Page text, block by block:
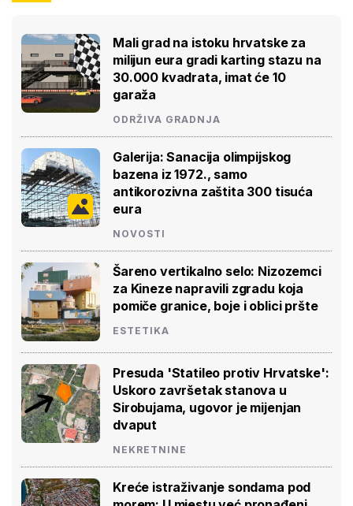
Mali grad na istoku hrvatske za
milijun eura gradi karting stazu na
30.000 kvadrata, imat će 10
garaža
ODRŽIVA GRADNJA
Galerija: Sanacija olimpijskog
bazena iz 1972., samo
antikorozivna zaštita 300 tisuća
eura
NOVOSTI
Šareno vertikalno selo: Nizozemci
za Kineze napravili zgradu koja
pomiče granice, boje i oblici pršte
ESTETIKA
Presuda 'Statileo protiv Hrvatske':
Uskoro završetak stanova u
Sirobujama, ugovor je mijenjan
dvaput
NEKRETNINE
Kreće istraživanje sondama pod